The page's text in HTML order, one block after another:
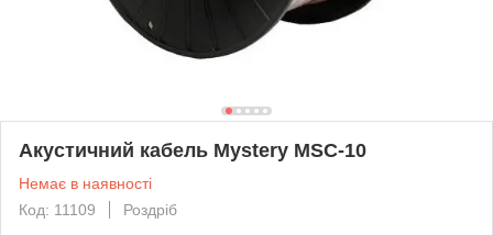
Акустичний кабель Mystery MSC-10
Немає в наявності
Код: 11109
Роздріб